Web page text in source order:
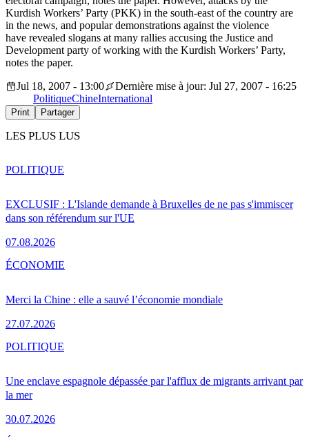
Kurdish Workers’ Party (PKK) in the south-east of the country are
in the news, and popular demonstrations against the violence
have revealed slogans at many rallies accusing the Justice and
Development party of working with the Kurdish Workers’ Party,
notes the paper.
Jul 18, 2007 - 13:00
Dernière mise à jour: Jul 27, 2007 - 16:25
PolitiqueChineInternational
Print Partager
LES PLUS LUS
EXCLUSIF : L'Islande demande à Bruxelles de ne pas s'immiscer
dans son référendum sur l'UE
07.08.2026
POLITIQUE
Merci la Chine : elle a sauvé l’économie mondiale
27.07.2026
ÉCONOMIE
Une enclave espagnole dépassée par l'afflux de migrants arrivant par
la mer
30.07.2026
POLITIQUE